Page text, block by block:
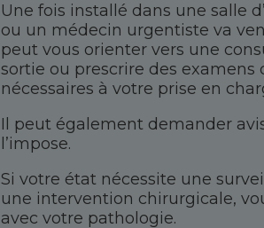
Une fois installé dans une salle
ou un médecin urgentiste va
peut vous orienter vers une
sortie ou prescrire des
nécessaires à votre prise en
Il peut également demander
l’impose.
Si votre état nécessite une
une intervention chirurgicale,
avec votre pathologie.